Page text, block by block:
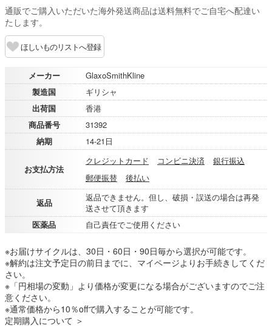
通販でご購入いただいた海外発送商品は送料無料でご自宅へ配達い
たします。
ほしいものリストへ登録
メーカー
GlaxoSmithKline
製造国
ギリシャ
出荷国
香港
商品番号
31392
納期
14-21日
お支払方法
クレジットカード コンビニ決済
銀行振込
郵便振替
後払い
返品
返品できません。但し、破損・誤送の場合は再発
送させて頂きます
医薬品
自己責任でご使用ください
※お届けサイクルは、30日・60日・90日毎から選択が可能です。
※解約は注文予定日の前日までに、マイページよりお手続きしてくだ
さい。
※「円相場の変動」より価格が変更になる場合がございますのでご注
意ください。
※通常価格から10％offで購入することが可能です。
定期購入について ＞